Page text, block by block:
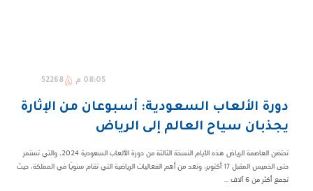
08:05 م 52268
دورة الألعاب السعودية: أسبوعان من الإثارة
يجذبان سياح العالم إلى الرياض
تحتضن العاصمة الرياض هذه الأيام النسخة الثالثة من دورة الألعاب السعودية 2024، والتي تستمر
حتى الخميس المقبل 17 أكتوبر، وتعد من أهم الفعاليات الرياضية التي تقام سنويًا في المملكة، حيث
تجمع أكثر من 6 آلاف ...